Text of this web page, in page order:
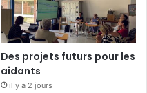
Des projets futurs pour les
aidants
il y a 2 jours